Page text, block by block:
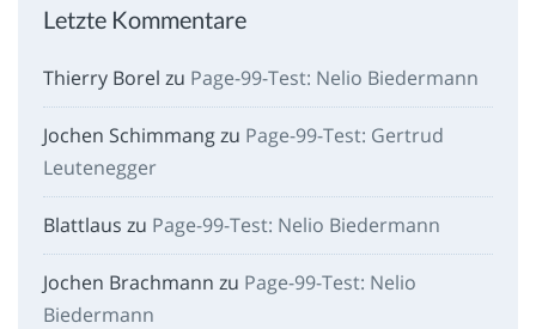
Letzte Kommentare
Thierry Borel zu Page-99-Test: Nelio Biedermann
Jochen Schimmangzu Page-99-Test: Gertrud
Leutenegger
Blattlaus zu Page-99-Test: Nelio Biedermann
Jochen Brachmann zu Page-99-Test: Nelio
Biedermann